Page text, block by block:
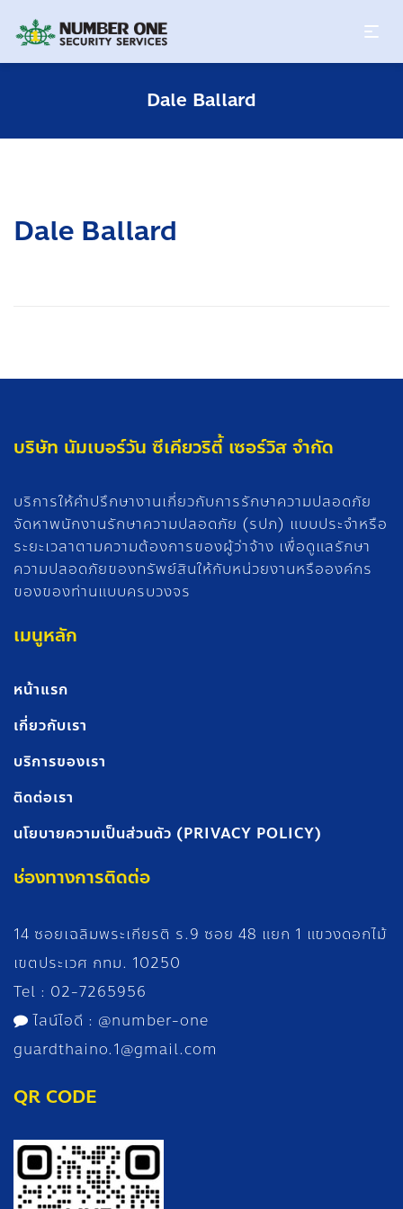
Dale Ballard
Dale Ballard
บริษัท นัมเบอร์วัน ซีเคียวริตี้ เซอร์วิส จำกัด
บริการให้คำปรึกษางานเกี่ยวกับการรักษาความปลอดภัย
จัดหาพนักงานรักษาความปลอดภัย (รปภ) แบบประจำหรือ
ระยะเวลาตามความต้องการของผู้ว่าจ้าง เพื่อดูแลรักษา
ความปลอดภัยของทรัพย์สินให้กับหน่วยงานหรือองค์กร
ของของท่านแบบครบวงจร
เมนูหลัก
หน้าแรก
เกี่ยวกับเรา
บริการของเรา
ติดต่อเรา
นโยบายความเป็นส่วนตัว (PRIVACY POLICY)
ช่องทางการติดต่อ
14 ซอยเฉลิมพระเกียรติ ร.9 ซอย 48 แยก 1 แขวงดอกไม้
เขตประเวศ กทม. 10250
Tel : 02-7265956
ไลน์ไอดี : @number-one
guardthaino.1@gmail.com
QR CODE